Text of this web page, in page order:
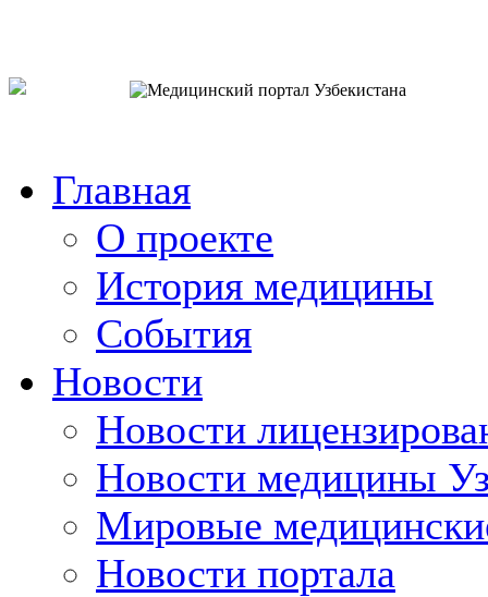
Главная
О проекте
История медицины
События
Новости
Новости
Новости медицины
Мировые
Новости портала